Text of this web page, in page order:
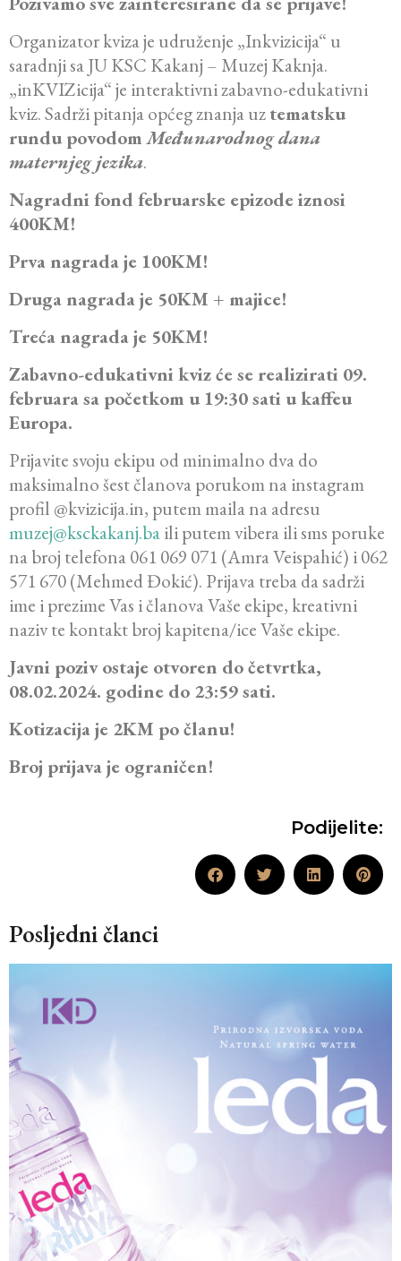
Organizator kviza je udruženje „Inkvizicija“ u
saradnji sa JU KSC Kakanj – Muzej Kaknja.
„inKVIZicija“ je interaktivni zabavno-edukativni
kviz. Sadrži pitanja općeg znanja uztematsku
rundu povodomMeđunarodnog dana
maternjeg jezika.
Nagradni fond februarske epizode iznosi
400KM!
Prva nagrada je 100KM!
Druga nagrada je 50KM + majice!
Treća nagrada je 50KM!
Zabavno-edukativni kviz će se realizirati 09.
februara sa početkom u 19:30 sati u kaffeu
Europa.
Prijavite svoju ekipu od minimalno dva do
maksimalno šest članova porukom na instagram
profil @kvizicija.in, putem maila na adresu
muzej@ksckakanj.baili putem vibera ili sms poruke
na broj telefona 061 069 071 (Amra Veispahić) i 062
571 670 (Mehmed Đokić). Prijava treba da sadrži
ime i prezime Vas i članova Vaše ekipe, kreativni
naziv te kontakt broj kapitena/ice Vaše ekipe.
Javni poziv ostaje otvoren do četvrtka,
08.02.2024. godine do 23:59 sati.
Kotizacija je 2KM po članu!
Broj prijava je ograničen!
Podijelite:
Posljedni članci